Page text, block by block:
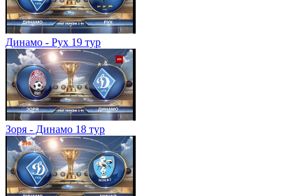
Динамо - Рух 19 тур
Зоря - Динамо 18 тур